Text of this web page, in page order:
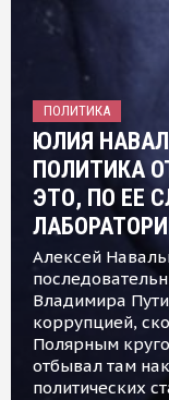
ПОЛИТИКА
ЮЛИЯ
ПОЛИТИКА
ЭТО, ПО ЕЕ
Алексей
Владимира
коррупцией,
Полярным
отбывал там
политических